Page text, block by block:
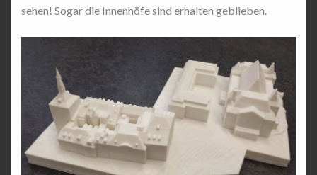
sehen! Sogar die Innenhöfe sind erhalten geblieben.